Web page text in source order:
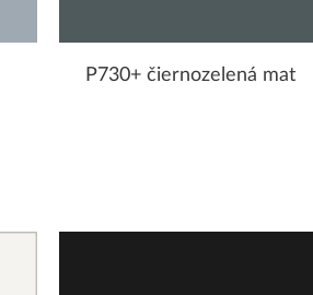
P730+ čiernozelená mat